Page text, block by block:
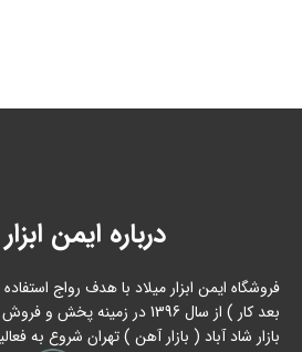
درباره ایمن
فروشگاه ایمن ابزار میلاد با هدف رواج
بعد کار ) از سال 1396 در زمینه
بازار شاد آباد ( بازار آهن ) تهران شروع به